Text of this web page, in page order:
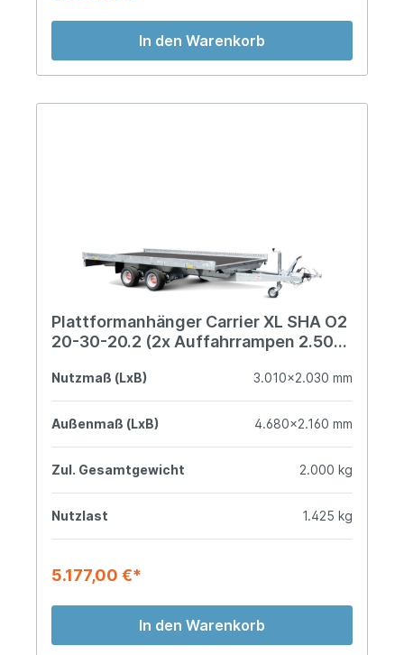
In den Warenkorb
Plattformanhänger Carrier XL SHA O2
20-30-20.2 (2x Auffahrrampen 2.500
Nutzmaß (LxB) 3.010x2.030 mm
Außenmaß (LxB) 4.680x2.160 mm
Zul. Gesamtgewicht 2.000 kg
Nutzlast 1.425 kg
5.177,00 €*
In den Warenkorb